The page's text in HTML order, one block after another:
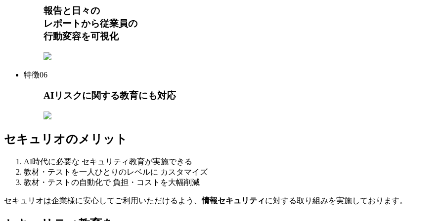
報告と日々の
レポートから従業員の
行動変容を可視化
特徴06
AIリスクに関する教育にも対応
セキュリオのメリット
AI時代に必要な セキュリティ教育が実施できる
教材・テストを一人ひとりのレベルに カスタマイズ
教材・テストの自動化で 負担・コストを大幅削減
セキュリオは企業様に安心してご利用いただけるよう、情報セキュリティに対する取り組みを実施しております。